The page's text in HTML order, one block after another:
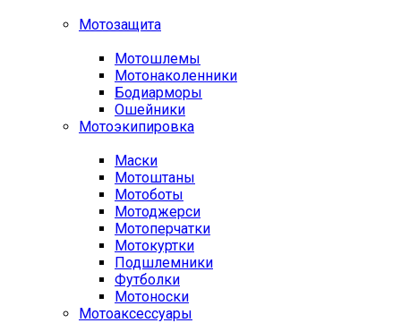
Мотозащита
Мотошлемы
Мотонаколенники
Бодиарморы
Ошейники
Мотоэкипировка
Маски
Мотоштаны
Мотоботы
Мотоджерси
Мотоперчатки
Мотокуртки
Подшлемники
Футболки
Мотоноски
Мотоаксессуары